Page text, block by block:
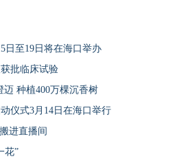
日至19日将在海口举办
批临床试验
迈 种植400万棵沉香树
仪式3月14日在海口举行
进直播间
花”